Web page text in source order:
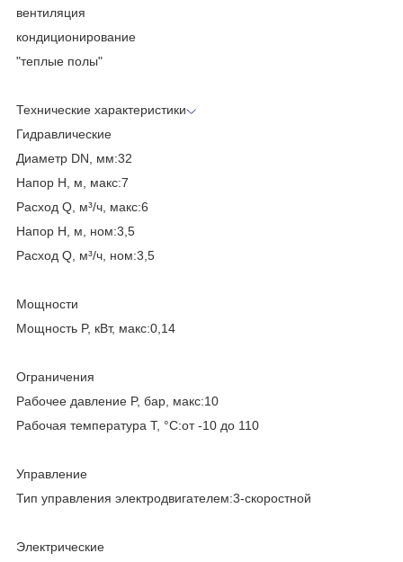
вентиляция
кондиционирование
"теплые полы"
Технические характеристики
Гидравлические
Диаметр DN, мм:32
Напор H, м, макс:7
Расход Q, м³/ч, макс:6
Напор H, м, ном:3,5
Расход Q, м³/ч, ном:3,5
Мощности
Мощность P, кВт, макс:0,14
Ограничения
Рабочее давление P, бар, макс:10
Рабочая температура T, °C:от -10 до 110
Управление
Тип управления электродвигателем:3-скоростной
Электрические